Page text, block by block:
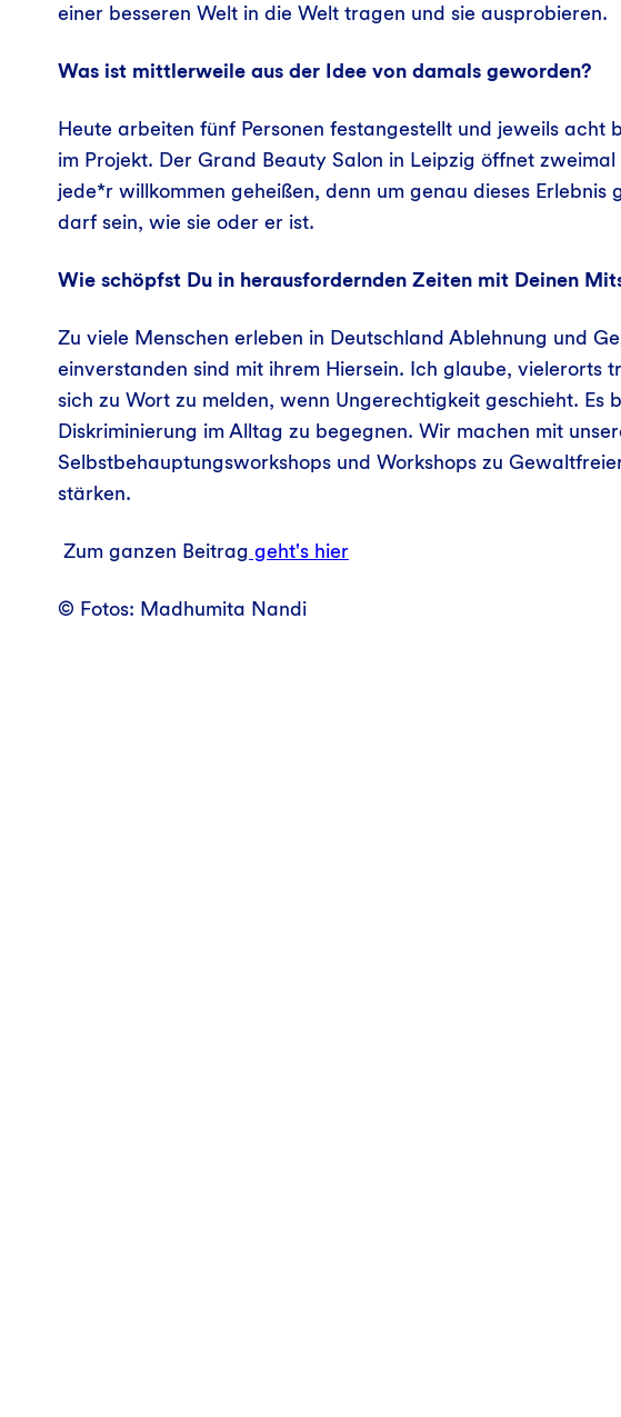
einer besseren Welt in die Welt tragen und sie ausprobieren.
Was ist mittlerweile aus der Idee von damals geworden?
Heute arbeiten fünf Personen festangestellt und jeweils acht
im Projekt. Der Grand Beauty Salon in Leipzig öffnet
jede*r willkommen geheißen, denn um genau dieses Erlebnis
darf sein, wie sie oder er ist.
Wie schöpfst Du in herausfordernden Zeiten mit Deinen
Zu viele Menschen erleben in Deutschland Ablehnung und
einverstanden sind mit ihrem Hiersein. Ich glaube, vielerorts
sich zu Wort zu melden, wenn Ungerechtigkeit geschieht.
Diskriminierung im Alltag zu begegnen. Wir machen mit
Selbstbehauptungsworkshops und Workshops zu
stärken.
Zum ganzen Beitrag geht's hier
© Fotos: Madhumita Nandi